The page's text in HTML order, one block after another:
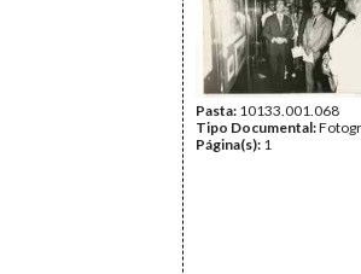
Pasta: 10133.001.068
Tipo Documental:
Página(s): 1